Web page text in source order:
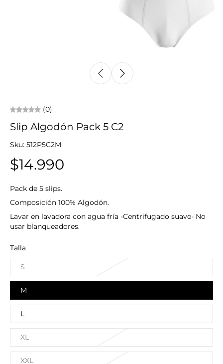
(0)
Slip Algodón Pack 5 C2
Sku: 512P5C2M
$14.990
Pack de 5 slips.
Composición 100% Algodón.
Lavar en lavadora con agua fría -Centrifugado suave- No
usar blanqueadores.
Talla
S
M
L
XL
XXL